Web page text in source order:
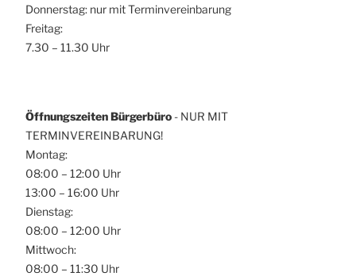
Donnerstag: nur mit Terminvereinbarung
Freitag:
7.30 – 11.30 Uhr
Öffnungszeiten Bürgerbüro - NUR MIT
TERMINVEREINBARUNG!
Montag:
08:00 – 12:00 Uhr
13:00 – 16:00 Uhr
Dienstag:
08:00 – 12:00 Uhr
Mittwoch:
08:00 – 11:30 Uhr